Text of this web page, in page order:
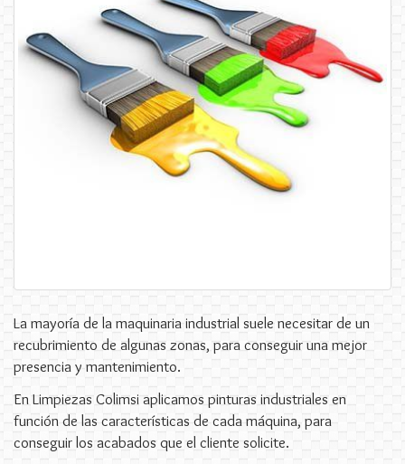
La mayoría de la maquinaria industrial suele necesitar de un
recubrimiento de algunas zonas, para conseguir una mejor
presencia y mantenimiento.
En Limpiezas Colimsi aplicamos pinturas industriales en
función de las características de cada máquina, para
conseguir los acabados que el cliente solicite.